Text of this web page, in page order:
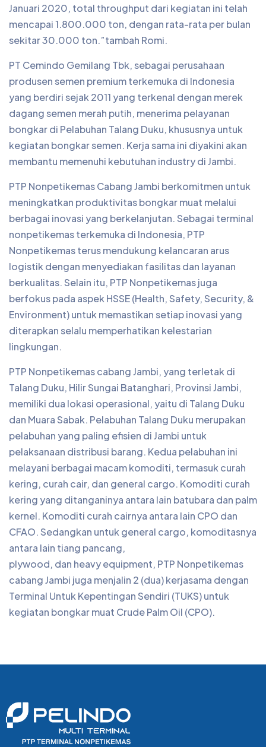
Januari 2020, total throughput dari kegiatan ini telah
mencapai 1.800.000 ton, dengan rata-rata per bulan
sekitar 30.000 ton.”tambah Romi.
PT Cemindo Gemilang Tbk, sebagai perusahaan
produsen semen premium terkemuka di Indonesia
yang berdiri sejak 2011 yang terkenal dengan merek
dagang semen merah putih, menerima pelayanan
bongkar di Pelabuhan Talang Duku, khususnya untuk
kegiatan bongkar semen. Kerja sama ini diyakini akan
membantu memenuhi kebutuhan industry di Jambi.
PTP Nonpetikemas Cabang Jambi berkomitmen untuk
meningkatkan produktivitas bongkar muat melalui
berbagai inovasi yang berkelanjutan. Sebagai terminal
nonpetikemas terkemuka di Indonesia, PTP
Nonpetikemas terus mendukung kelancaran arus
logistik dengan menyediakan fasilitas dan layanan
berkualitas. Selain itu, PTP Nonpetikemas juga
berfokus pada aspek HSSE (Health, Safety, Security, &
Environment) untuk memastikan setiap inovasi yang
diterapkan selalu memperhatikan kelestarian
lingkungan.
PTP Nonpetikemas cabang Jambi, yang terletak di
Talang Duku, Hilir Sungai Batanghari, Provinsi Jambi,
memiliki dua lokasi operasional, yaitu di Talang Duku
dan Muara Sabak. Pelabuhan Talang Duku merupakan
pelabuhan yang paling efisien di Jambi untuk
pelaksanaan distribusi barang. Kedua pelabuhan ini
melayani berbagai macam komoditi, termasuk curah
kering, curah cair, dan general cargo. Komoditi curah
kering yang ditanganinya antara lain batubara dan palm
kernel. Komoditi curah cairnya antara lain CPO dan
CFAO. Sedangkan untuk general cargo, komoditasnya
antara lain tiang pancang,
plywood, dan heavy equipment, PTP Nonpetikemas
cabang Jambi juga menjalin 2 (dua) kerjasama dengan
Terminal Untuk Kepentingan Sendiri (TUKS) untuk
kegiatan bongkar muat Crude Palm Oil (CPO).